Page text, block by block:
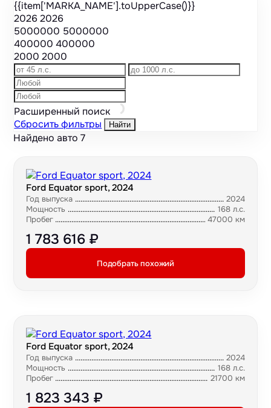
{{item['MARKA_NAME'].toUpperCase()}}
20262026
5000000 5000000
400000400000
20002000
Расширенный поиск
Сбросить фильтры
Найти
Найдено авто7
Ford Equator sport, 2024
Год выпуска
2024
Мощность
168 л.с.
Пробег
47000 км
1 783 616 ₽
Подобрать похожий
Ford Equator sport, 2024
Год выпуска
2024
Мощность
168 л.с.
Пробег
21700 км
1 823 343 ₽